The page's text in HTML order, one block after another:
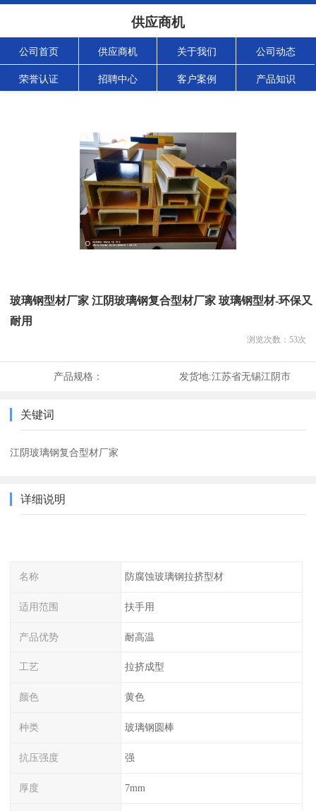
供应商机
公司首页 供应商机 关于我们 公司动态
荣誉认证 招聘中心 客户案例 产品知识
玻璃钢型材厂家 江阴玻璃钢复合型材厂家 玻璃钢型材-环保又
耐用
浏览次数： 53次
产品规格： 发货地:江苏省无锡江阴市
关键词
江阴玻璃钢复合型材厂家
详细说明
名称 防腐蚀玻璃钢拉挤型材
适用范围 扶手用
产品优势 耐高温
工艺 拉挤成型
颜色 黄色
种类 玻璃钢圆棒
抗压强度 强
厚度 7mm